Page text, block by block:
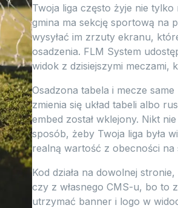
Twoja liga często żyje nie
gmina ma sekcję sportową na
wysyłać im zrzuty ekranu,
osadzenia. FLM System
widok z dzisiejszymi meczami,
Osadzona tabela i mecze
zmienia się układ tabeli albo
embed został wklejony. Nikt
sposób, żeby Twoja liga była
realną wartość z obecności
Kod działa na dowolnej
czy z własnego CMS-u, bo to
utrzymać banner i logo w